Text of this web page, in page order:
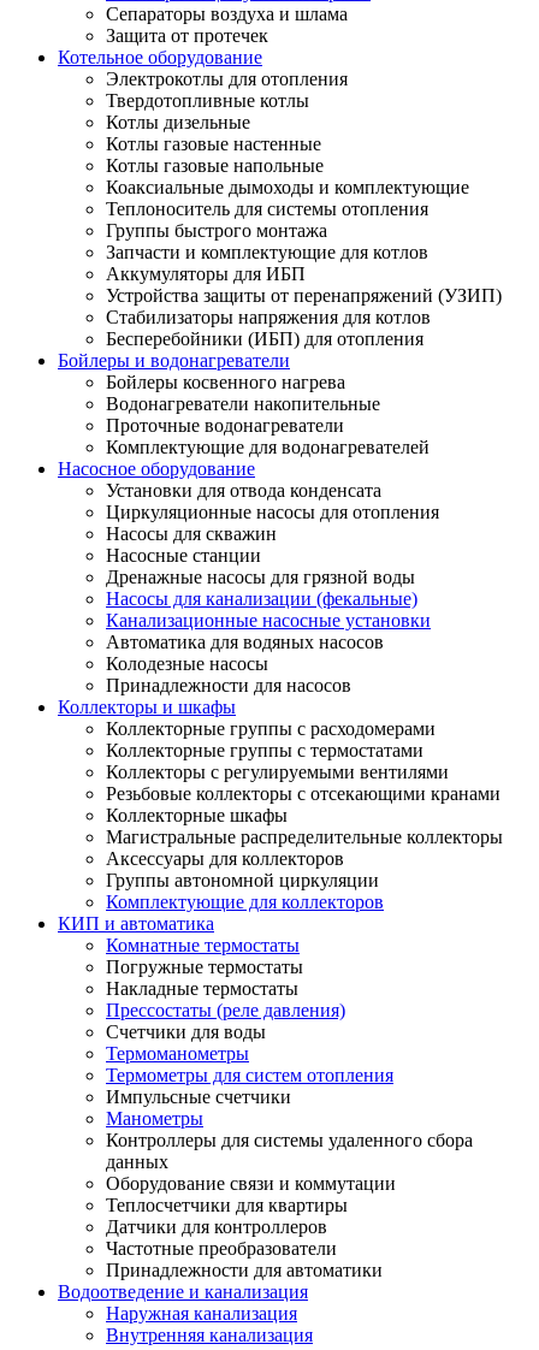
Сепараторы воздуха и шлама
Защита от протечек
Котельное оборудование
Электрокотлы для отопления
Твердотопливные котлы
Котлы дизельные
Котлы газовые настенные
Котлы газовые напольные
Коаксиальные дымоходы и комплектующие
Теплоноситель для системы отопления
Группы быстрого монтажа
Запчасти и комплектующие для котлов
Аккумуляторы для ИБП
Устройства защиты от перенапряжений (УЗИП)
Стабилизаторы напряжения для котлов
Бесперебойники (ИБП) для отопления
Бойлеры и водонагреватели
Бойлеры косвенного нагрева
Водонагреватели накопительные
Проточные водонагреватели
Комплектующие для водонагревателей
Насосное оборудование
Установки для отвода конденсата
Циркуляционные насосы для отопления
Насосы для скважин
Насосные станции
Дренажные насосы для грязной воды
Насосы для канализации (фекальные)
Канализационные насосные установки
Автоматика для водяных насосов
Колодезные насосы
Принадлежности для насосов
Коллекторы и шкафы
Коллекторные группы с расходомерами
Коллекторные группы с термостатами
Коллекторы с регулируемыми вентилями
Резьбовые коллекторы с отсекающими кранами
Коллекторные шкафы
Магистральные распределительные коллекторы
Аксессуары для коллекторов
Группы автономной циркуляции
Комплектующие для коллекторов
КИП и автоматика
Комнатные термостаты
Погружные термостаты
Накладные термостаты
Прессостаты (реле давления)
Счетчики для воды
Термоманометры
Термометры для систем отопления
Импульсные счетчики
Манометры
Контроллеры для системы удаленного сбора
данных
Оборудование связи и коммутации
Теплосчетчики для квартиры
Датчики для контроллеров
Частотные преобразователи
Принадлежности для автоматики
Водоотведение и канализация
Наружная канализация
Внутренняя канализация